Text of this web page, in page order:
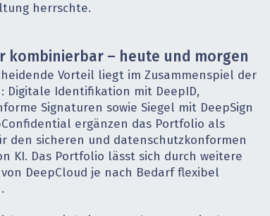
herrschte.
kombinierbar – heute und morgen
Vorteil liegt im Zusammenspiel der
Digitale Identifikation mit DeepID,
Signaturen sowie Siegel mit DeepSign
ergänzen das Portfolio als
den sicheren und datenschutzkonformen
KI. Das Portfolio lässt sich durch weitere
DeepCloud je nach Bedarf flexibel